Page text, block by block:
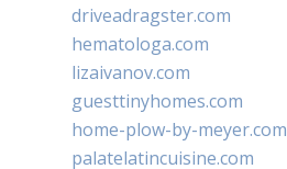
driveadragster.com
hematologa.com
lizaivanov.com
guesttinyhomes.com
home-plow-by-meyer.com
palatelatincuisine.com